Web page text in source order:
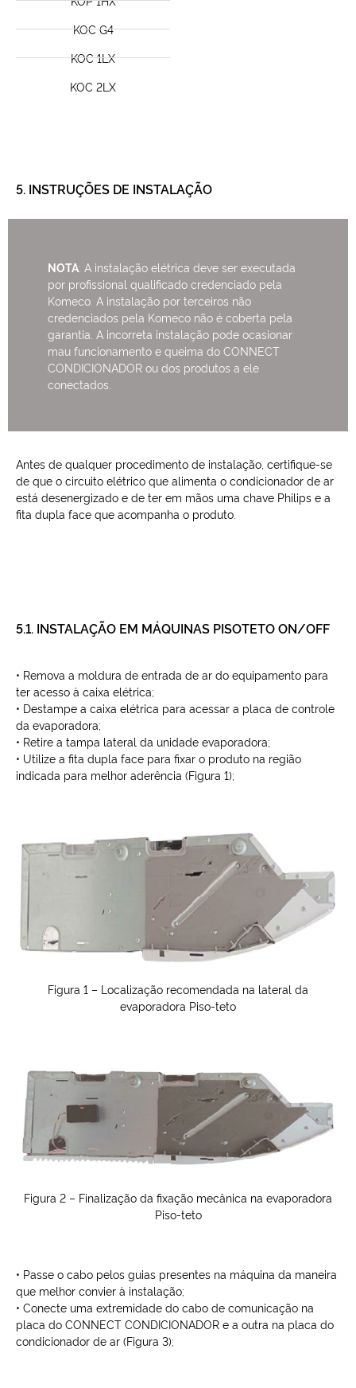
KOC G4
KOC 1LX
KOC 2LX
5. INSTRUÇÕES DE INSTALAÇÃO
NOTA: A instalação elétrica deve ser executada
por profissional qualificado credenciado pela
Komeco. A instalação por terceiros não
credenciados pela Komeco não é coberta pela
garantia. A incorreta instalação pode ocasionar
mau funcionamento e queima do CONNECT
CONDICIONADOR ou dos produtos a ele
conectados.
Antes de qualquer procedimento de instalação, certifique-se
de que o circuito elétrico que alimenta o condicionador de ar
está desenergizado e de ter em mãos uma chave Philips e a
fita dupla face que acompanha o produto.
5.1. INSTALAÇÃO EM MÁQUINAS PISOTETO ON/OFF
• Remova a moldura de entrada de ar do equipamento para
ter acesso à caixa elétrica;
• Destampe a caixa elétrica para acessar a placa de controle
da evaporadora;
• Retire a tampa lateral da unidade evaporadora;
• Utilize a fita dupla face para fixar o produto na região
indicada para melhor aderência (Figura 1);
Figura 1 – Localização recomendada na lateral da
evaporadora Piso-teto
Figura 2 – Finalização da fixação mecânica na evaporadora
Piso-teto
• Passe o cabo pelos guias presentes na máquina da maneira
que melhor convier à instalação;
• Conecte uma extremidade do cabo de comunicação na
placa do CONNECT CONDICIONADOR e a outra na placa do
condicionador de ar (Figura 3);